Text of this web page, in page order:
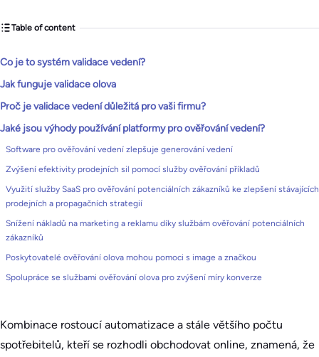
Table of content
Co je to systém validace vedení?
Jak funguje validace olova
Proč je validace vedení důležitá pro vaši firmu?
Jaké jsou výhody používání platformy pro ověřování vedení?
Software pro ověřování vedení zlepšuje generování vedení
Zvýšení efektivity prodejních sil pomocí služby ověřování příkladů
Využití služby SaaS pro ověřování potenciálních zákazníků ke zlepšení stávajících
prodejních a propagačních strategií
Snížení nákladů na marketing a reklamu díky službám ověřování potenciálních
zákazníků
Poskytovatelé ověřování olova mohou pomoci s image a značkou
Spolupráce se službami ověřování olova pro zvýšení míry konverze
Kombinace rostoucí automatizace a stále většího počtu
spotřebitelů, kteří se rozhodli obchodovat online, znamená, že